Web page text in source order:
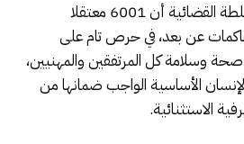
قال المجلس الأعلى للسلطة القضائية‎ أن 6001 معتقلا
عن بعد، في حرص تام على
وسلامة كل المرتفقين والمهنيين،
الأساسية الواجب ضمانها من
الاستثنائية.